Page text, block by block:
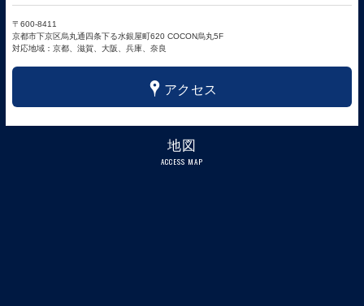
〒600-8411
京都市下京区烏丸通四条下る水銀屋町620 COCON烏丸5F
対応地域：京都、滋賀、大阪、兵庫、奈良
x アクセス
地図
ACCESS MAP